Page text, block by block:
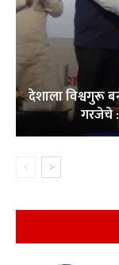
देशाला विश्वगुरू
गरजेचे